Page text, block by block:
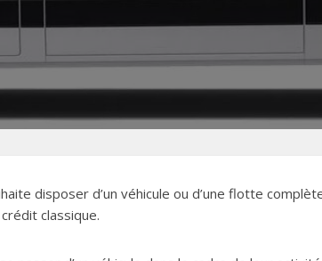
disposer d’un véhicule ou d’une flotte
classique.